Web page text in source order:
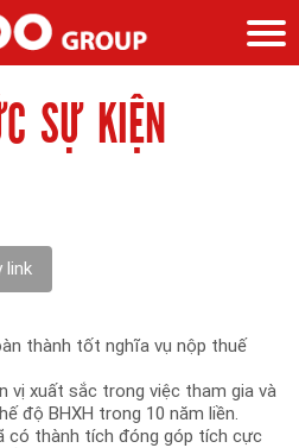
tập đoàn
SỰ KIỆN
link
thành tốt nghĩa vụ nộp thuế
vị xuất sắc trong việc tham gia và
độ BHXH trong 10 năm liền.
có thành tích đóng góp tích cực